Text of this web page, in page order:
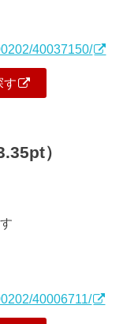
40037150/
す
）
40006711/